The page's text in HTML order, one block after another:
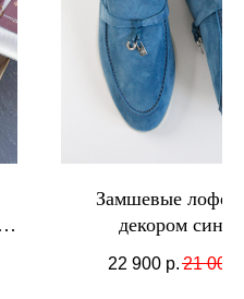
Замшевые
декором синие
22 900 р. 21 000